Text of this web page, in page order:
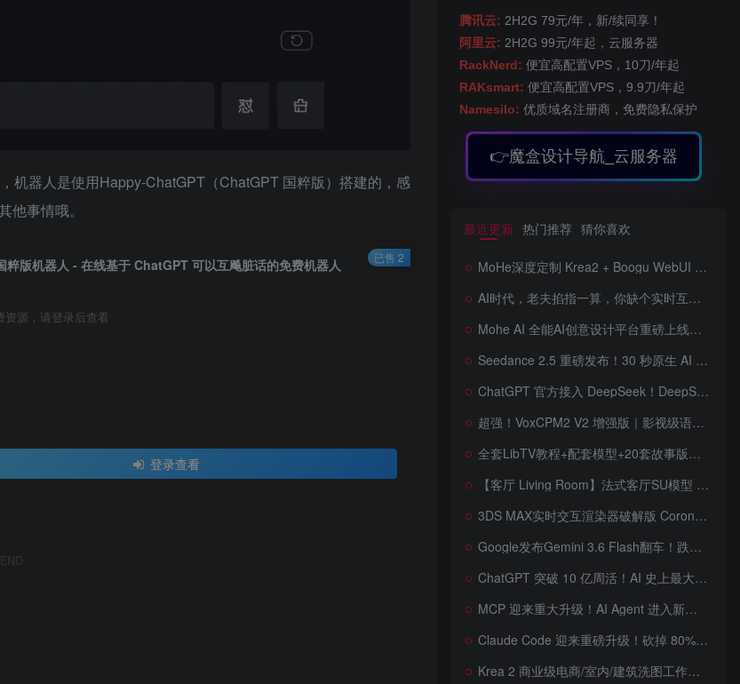
机器人是使用Happy-ChatGPT（ChatGPT 国粹版）搭建的，感
事情哦。
粹版机器人 - 在线基于 ChatGPT 可以互飚脏话的免费机器人
资源，请登录后查看
登录查看
已售 2
腾讯云: 2H2G 79元/年，新/续同享！
阿里云: 2H2G 99元/年起，云服务器
RackNerd: 便宜高配置VPS，10刀/年起
RAKsmart: 便宜高配置VPS，9.9刀/年起
Namesilo: 优质域名注册商，免费隐私保护
👉魔盒设计导航_云服务器
最近更新 热门推荐 猜你喜欢
MoHe深度定制 Krea2 + Boogu WebUI v2.0 重磅发布！专为 AI 室内设计师打造，一键切换定制工作流，彻底告别 ComfyUI 复杂节点，一键生图！
AI时代，老夫掐指一算，你缺个实时互动的 AI 赛博女友！无需 API、完全免费、实时语音互动，零延迟打造专属 AI 数字女友，附本地部署教程！
Mohe AI 全能AI创意设计平台重磅上线！一站式AI提示词词库·对话·绘画·画廊·推流AI创意神器与AIGC展示平台系统全面升级！
Seedance 2.5 重磅发布！30 秒原生 AI 视频、50 个多模态参考、原位编辑全上线，告别抽卡盲盒，AI 视频正式进入导演时代！
ChatGPT 官方接入 DeepSeek！DeepSeek V4 Flash 0731 重磅开源发布！AI 编程能力全面升级，支持识图、支持 Responses API，本地部署全攻略！
超强！VoxCPM2 V2 增强版｜影视级语音克隆，音色永久保存，文字转语音+AI声音克隆+方言 + ai语音设计+多人对话 + 字幕全搞定
全套LibTV教程+配套模型+20套故事版参考(含提示词)轻松学会AI短剧制作，全套教程走过路过不要错过想在家里赚钱的就学习起来
【客厅 Living Room】法式客厅SU模型 French-style living room SketchUp model
3DS MAX实时交互渲染器破解版 Corona Render 15 Hotfix 2 For 3ds Max 2018 ~ 2027 Win + 离线材质预设库
Google发布Gemini 3.6 Flash翻车！跌出全球智能榜前十！Google 新模型遭遇口碑争议，附个人一些使用体验——变慢/降智/弱智，Gemini现在真的是一团糟，Google版豆包！
ChatGPT 突破 10 亿周活！AI 史上最大用户奇迹背后，OpenAI 正面对一场百亿美元级商业挑战
MCP 迎来重大升级！AI Agent 进入新纪元，模型上下文协议全面重构，未来 AI 工具生态将被重新定义，AI工具接口进入倒计时开始！
Claude Code 迎来重磅升级！砍掉 80% 系统提示词一键瘦身优化，新增 /doctor 诊断命令，AI 编程效率再次提升
Krea 2 商业级电商/室内/建筑洗图工作流首次公开！三套工作流 + 三档预设 + JSON 反推，RAW、Turbo、Depth、4 倍增强一次学会